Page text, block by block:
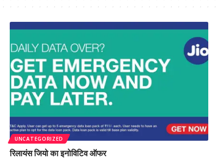
UNCATEGORIZED
रिलायंस जियो का इनोविटिव ऑफर